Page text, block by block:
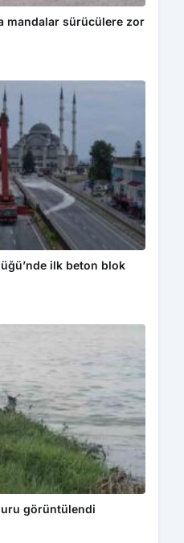
mandalar sürücülere zor
ilk beton blok
görüntülendi